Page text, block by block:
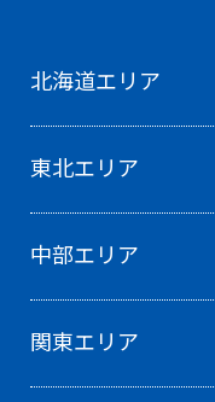
北海道エリア
東北エリア
中部エリア
関東エリア